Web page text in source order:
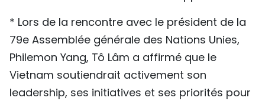
* Lors de la rencontre avec le président de la
79e Assemblée générale des Nations Unies,
Philemon Yang, Tô Lâm a affirmé que le
Vietnam soutiendrait activement son
leadership, ses initiatives et ses priorités pour